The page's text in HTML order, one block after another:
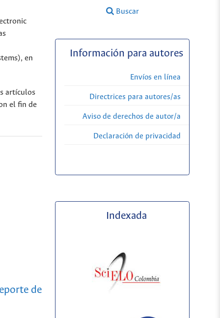
Buscar
en
artículos
el fin de
de
Información para autores
Envíos en línea
Directrices para autores/as
Aviso de derechos de autor/a
Declaración de privacidad
Indexada